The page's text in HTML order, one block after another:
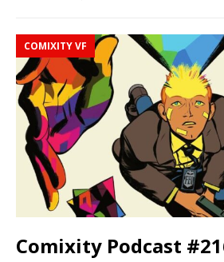
COMIXITY VF
Comixity Podcast